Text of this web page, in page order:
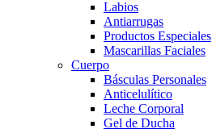
Labios
Antiarrugas
Productos Especiales
Mascarillas Faciales
Cuerpo
Básculas Personales
Anticelulítico
Leche Corporal
Gel de Ducha